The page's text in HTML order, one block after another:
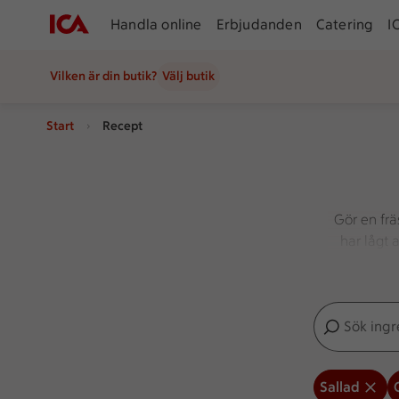
Handla online Erbjudanden Catering
Vilken är din butik? Välj butik
Start Recept
Gör en
har lågt
Sök
Inga förslag
Sallad